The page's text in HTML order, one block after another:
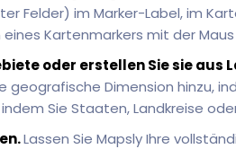
Felder) im Marker-Label, im
Kartenmarkers mit der
oder erstellen Sie sie aus
geografische Dimension hinzu,
Sie Staaten, Landkreise
Lassen Sie Mapsly Ihre